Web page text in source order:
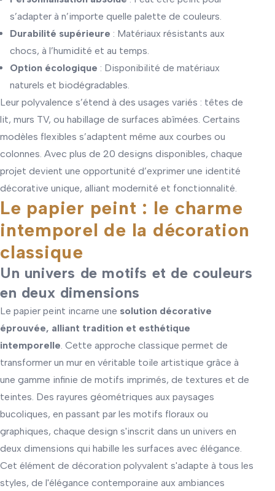
s’adapter à n’importe quelle palette de couleurs.
Durabilité supérieure : Matériaux résistants aux
chocs, à l’humidité et au temps.
Option écologique : Disponibilité de matériaux
naturels et biodégradables.
Leur polyvalence s’étend à des usages variés : têtes de
lit, murs TV, ou habillage de surfaces abîmées. Certains
modèles flexibles s’adaptent même aux courbes ou
colonnes. Avec plus de 20 designs disponibles, chaque
projet devient une opportunité d’exprimer une identité
décorative unique, alliant modernité et fonctionnalité.
Le papier peint : le charme
intemporel de la décoration
classique
Un univers de motifs et de couleurs
en deux dimensions
Le papier peint incarne une solution décorative
éprouvée, alliant tradition et esthétique
intemporelle . Cette approche classique permet de
transformer un mur en véritable toile artistique grâce à
une gamme infinie de motifs imprimés, de textures et de
teintes. Des rayures géométriques aux paysages
bucoliques, en passant par les motifs floraux ou
graphiques, chaque design s'inscrit dans un univers en
deux dimensions qui habille les surfaces avec élégance.
Cet élément de décoration polyvalent s'adapte à tous les
styles, de l'élégance contemporaine aux ambiances